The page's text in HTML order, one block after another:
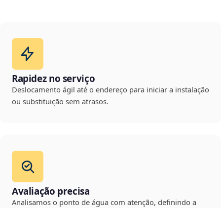
Rapidez no serviço
Deslocamento ágil até o endereço para iniciar a instalação
ou substituição sem atrasos.
Avaliação precisa
Analisamos o ponto de água com atenção, definindo a